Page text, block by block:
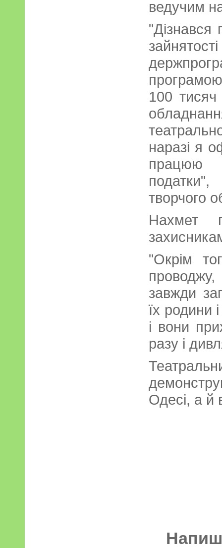
ведучим
"Дізнався
100
наразі я
працюю
творчого
Нахмет
"Окрім
завжди
їх родини
і вони
разу і
Одесі, а й